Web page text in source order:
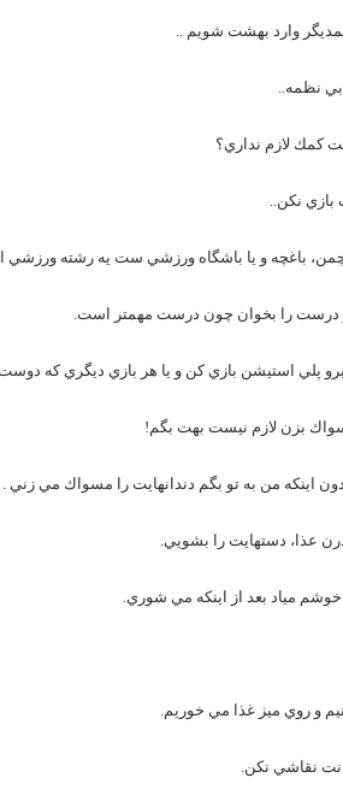
همديگر وارد بهشت شويم ..
بي نظمه..
كمك لازم نداري؟
بازي نكن..
باغچه و يا باشگاه ورزشي ست يه رشته ورزشي
درست را بخوان چون درست مهمتر است.
برو پلي استيشن بازي كن و يا هر بازي ديگري كه
بزن لازم نيست بهت بگم!
اينكه من به تو بگم دندانهايت را مسواك مي زني .
عذا، دستهايت را بشويي.
مياد بعد از اينكه مي شوري.
و روي ميز غذا مي خوريم.
نقاشي نكن.